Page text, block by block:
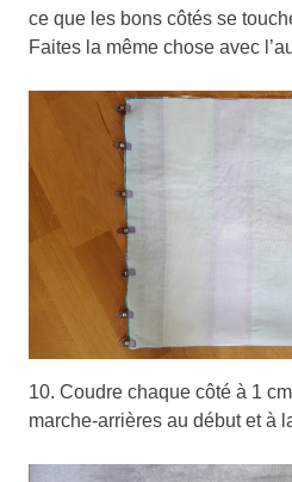
ce que les bons côtés se
Faites la même chose avec
10. Coudre chaque côté à 1
marche-arrières au début et à